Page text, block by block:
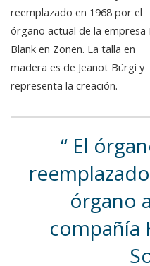
reemplazado en 1968 por el
órgano actual de la empresa
Blank en Zonen. La talla en
madera es de Jeanot Bürgi y
representa la creación.
El
órgano
compañía